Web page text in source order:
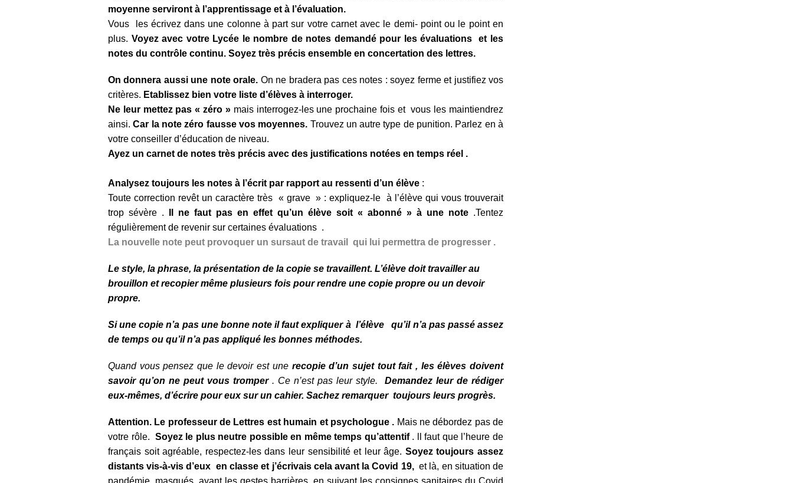
moyenne serviront à l’apprentissage et à l’évaluation.
Vous les écrivez dans une colonne à part sur votre carnet avec le demi- point ou le point en
plus. Voyez avec votre Lycée le nombre de notes demandé pour les évaluations et les
notes du contrôle continu. Soyez très précis ensemble en concertation des lettres.
On donnera aussi une note orale. On ne bradera pas ces notes : soyez ferme et justifiez vos
critères. Etablissez bien votre liste d’élèves à interroger.
Ne leur mettez pas « zéro »mais interrogez-les une prochaine fois et vous les maintiendrez
ainsi.Car la note zéro fausse vos moyennes. Trouvez un autre type de punition. Parlez en à
votre conseiller d’éducation de niveau.
Ayez un carnet de notes très précis avec des justifications notées en temps réel .
Analysez toujours les notes à l’écrit par rapport au ressenti d’un élève :
Toute correction revêt un caractère très « grave » : expliquez-le à l’élève qui vous trouverait
trop sévère .
Il ne faut pas en effet qu’un élève soit « abonné » à une note .Tentez
régulièrement de revenir sur certaines évaluations .
La nouvelle note peut provoquer un sursaut de travail qui lui permettra de progresser .
Le style, la phrase, la présentation de la copie se travaillent. L’élève doit travailler au
brouillon et recopier même plusieurs fois pour rendre une copie propre ou un devoir
propre.
Si une copie n’a pas une bonne note il faut expliquer à l’élève qu’il n’a pas passé assez
de temps ou qu’il n’a pas appliqué les bonnes méthodes.
Quand vous pensez que le devoir est unerecopie d’un sujet tout fait , les élèves doivent
savoir qu’on ne peut vous tromper. Ce n’est pas leur style. Demandez leur de rédiger
eux-mêmes, d’écrire pour eux sur un cahier. Sachez remarquer toujours leurs progrès.
Attention. Le professeur de Lettres est humain et psychologue . Mais ne débordez pas de
votre rôle. Soyez le plus neutre possible en même temps qu’attentif. ll faut que l’heure de
français soit agréable, respectez-les dans leur sensibilité et leur âge. Soyez toujours assez
distants vis-à-vis d’eux en classe et j’écrivais cela avant la Covid 19, et là, en situation de
pandémie, masqués, ayant les gestes barrières, en suivant les consignes sanitaires du Covid